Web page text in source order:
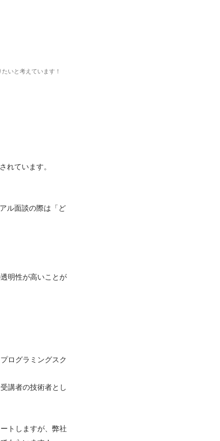
いと考えています！
ています。
ル面談の際は「ど
明性が高いことが
ログラミングスク
講者の技術者とし
トしますが、弊社